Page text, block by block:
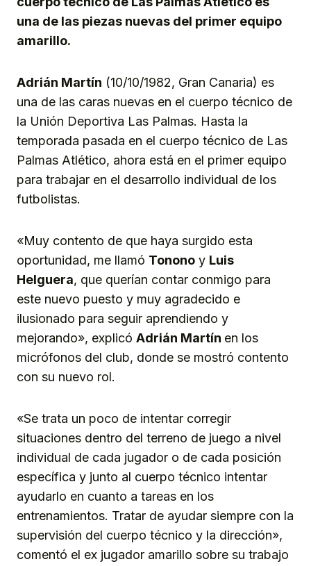
una de las piezas nuevas del primer equipo
amarillo.
Adrián Martín (10/10/1982, Gran Canaria) es
una de las caras nuevas en el cuerpo técnico de
la Unión Deportiva Las Palmas. Hasta la
temporada pasada en el cuerpo técnico de Las
Palmas Atlético, ahora está en el primer equipo
para trabajar en el desarrollo individual de los
futbolistas.
«Muy contento de que haya surgido esta
oportunidad, me llamó Tonono y Luis
Helguera, que querían contar conmigo para
este nuevo puesto y muy agradecido e
ilusionado para seguir aprendiendo y
mejorando», explicó Adrián Martín en los
micrófonos del club, donde se mostró contento
con su nuevo rol.
«Se trata un poco de intentar corregir
situaciones dentro del terreno de juego a nivel
individual de cada jugador o de cada posición
específica y junto al cuerpo técnico intentar
ayudarlo en cuanto a tareas en los
entrenamientos. Tratar de ayudar siempre con la
supervisión del cuerpo técnico y la dirección»,
comentó el ex jugador amarillo sobre su trabajo